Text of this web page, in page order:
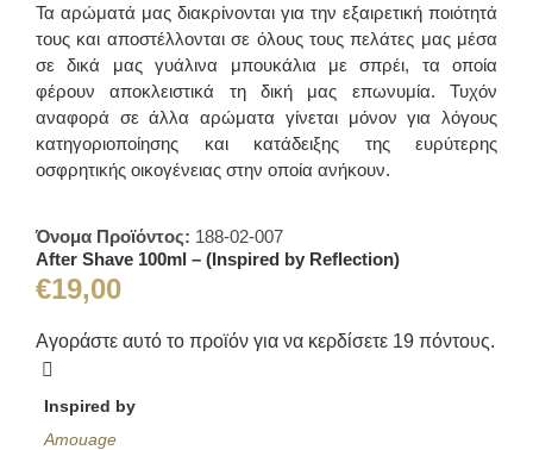
Τα αρώματά μας διακρίνονται για την εξαιρετική ποιότητά
τους και αποστέλλονται σε όλους τους πελάτες μας μέσα
σε δικά μας γυάλινα μπουκάλια με σπρέι, τα οποία
φέρουν αποκλειστικά τη δική μας επωνυμία. Τυχόν
αναφορά σε άλλα αρώματα γίνεται μόνον για λόγους
κατηγοριοποίησης και κατάδειξης της ευρύτερης
οσφρητικής οικογένειας στην οποία ανήκουν.
Όνομα Προϊόντος: 188-02-007
After Shave 100ml – (Inspired by Reflection)
€19,00
Αγοράστε αυτό το προϊόν για να κερδίσετε 19 πόντους.
Inspired by
Amouage